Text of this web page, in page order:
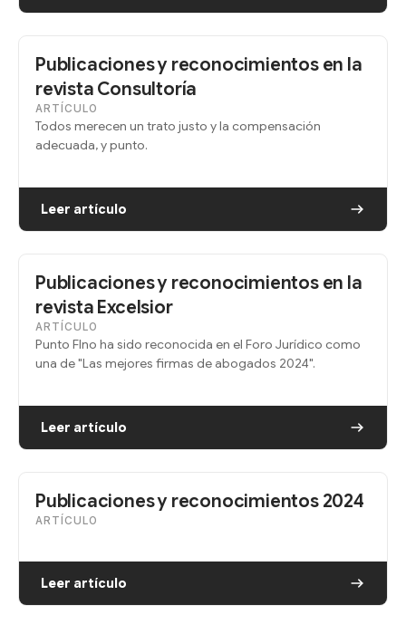
Publicaciones y reconocimientos en la
revista Consultoría
ARTÍCULO
Todos merecen un trato justo y la compensación
adecuada, y punto.
Leer artículo
Publicaciones y reconocimientos en la
revista Excelsior
ARTÍCULO
Punto FIno ha sido reconocida en el Foro Jurídico como
una de "Las mejores firmas de abogados 2024".
Leer artículo
Publicaciones y reconocimientos 2024
ARTÍCULO
Leer artículo